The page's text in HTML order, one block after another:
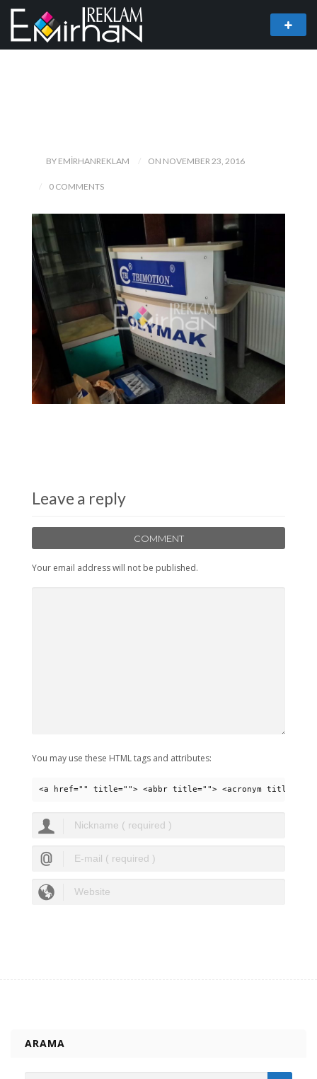
BY EMIRHANREKLAM ON NOVEMBER 23, 2016
0 COMMENTS
Leave a reply
COMMENT
Your email address will not be published.
You may use these HTML tags and attributes:
<a href="" title=""> <abbr title=""> <acronym title="">
ARAMA